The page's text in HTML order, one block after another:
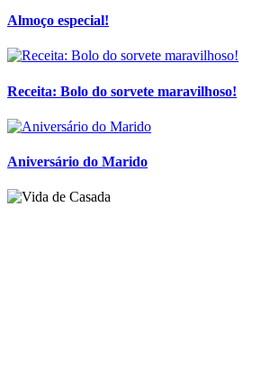
Almoço especial!
Receita: Bolo do sorvete maravilhoso!
Aniversário do Marido